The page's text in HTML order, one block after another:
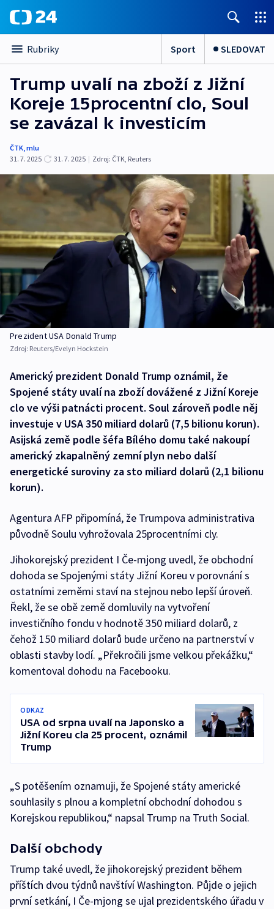
Rubriky Sport SLEDOVAT
Trump uvalí na zboží z Jižní
Koreje 15procentní clo, Soul
se zavázal k investicím
ČTK,mlu
31. 7. 2025
31. 7. 2025 | Zdroj: ČTK, Reuters
Prezident USA Donald Trump
Zdroj: Reuters/Evelyn Hockstein
Americký prezident Donald Trump oznámil, že
Spojené státy uvalí na zboží dovážené z Jižní Koreje
clo ve výši patnácti procent. Soul zároveň podle něj
investuje v USA 350 miliard dolarů (7,5 bilionu korun).
Asijská země podle šéfa Bílého domu také nakoupí
americký zkapalněný zemní plyn nebo další
energetické suroviny za sto miliard dolarů (2,1 bilionu
korun).
Agentura AFP připomíná, že Trumpova administrativa
původně Soulu vyhrožovala 25procentními cly.
Jihokorejský prezident I Če-mjong uvedl, že obchodní
dohoda se Spojenými státy Jižní Koreu v porovnání s
ostatními zeměmi staví na stejnou nebo lepší úroveň.
Řekl, že se obě země domluvily na vytvoření
investičního fondu v hodnotě 350 miliard dolarů, z
čehož 150 miliard dolarů bude určeno na partnerství v
oblasti stavby lodí. „Překročili jsme velkou překážku,“
komentoval dohodu na Facebooku.
ODKAZ
USA od srpna uvalí na Japonsko a
Jižní Koreu cla 25 procent, oznámil
Trump
„S potěšením oznamuji, že Spojené státy americké
souhlasily s plnou a kompletní obchodní dohodou s
Korejskou republikou,“ napsal Trump na Truth Social.
Další obchody
Trump také uvedl, že jihokorejský prezident během
příštích dvou týdnů navštíví Washington. Půjde o jejich
první setkání, I Če-mjong se ujal prezidentského úřadu v